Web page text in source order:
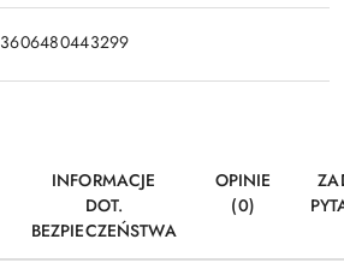
3606480443299
INFORMACJE
DOT.
BEZPIECZEŃSTWA
OPINIE
(0)